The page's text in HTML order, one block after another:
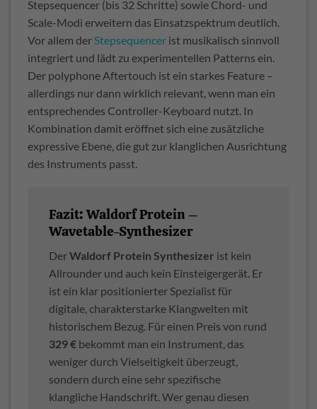
Stepsequencer (bis 32 Schritte) sowie Chord- und
Scale-Modi erweitern das Einsatzspektrum deutlich.
Vor allem derStepsequencer ist musikalisch sinnvoll
integriert und lädt zu experimentellen Patterns ein.
Der polyphone Aftertouch ist ein starkes Feature –
allerdings nur dann wirklich relevant, wenn man ein
entsprechendes Controller-Keyboard nutzt. In
Kombination damit eröffnet sich eine zusätzliche
expressive Ebene, die gut zur klanglichen Ausrichtung
des Instruments passt.
Fazit: Waldorf Protein –
Wavetable-Synthesizer
DerWaldorf Protein Synthesizer ist kein
Allrounder und auch kein Einsteigergerät. Er
ist ein klar positionierter Spezialist für
digitale, charakterstarke Klangwelten mit
historischem Bezug. Für einen Preis von rund
329 € bekommt man ein Instrument, das
weniger durch Vielseitigkeit überzeugt,
sondern durch eine sehr spezifische
klangliche Handschrift. Wer genau diesen